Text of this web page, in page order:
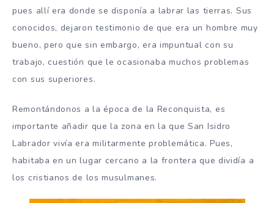
pues allí era donde se disponía a labrar las tierras. Sus
conocidos, dejaron testimonio de que era un hombre muy
bueno, pero que sin embargo, era impuntual con su
trabajo, cuestión que le ocasionaba muchos problemas
con sus superiores.
Remontándonos a la época de la Reconquista, es
importante añadir que la zona en la que San Isidro
Labrador vivía era militarmente problemática. Pues,
habitaba en un lugar cercano a la frontera que dividía a
los cristianos de los musulmanes.